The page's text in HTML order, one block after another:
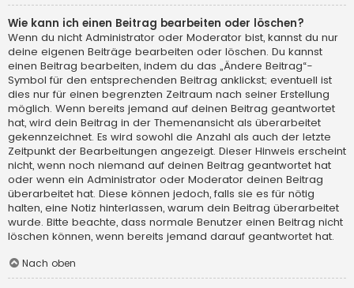
Wie kann ich einen Beitrag bearbeiten oder löschen?
Wenn du nicht Administrator oder Moderator bist, kannst du nur
deine eigenen Beiträge bearbeiten oder löschen. Du kannst
einen Beitrag bearbeiten, indem du das „Ändere Beitrag“-
Symbol für den entsprechenden Beitrag anklickst; eventuell ist
dies nur für einen begrenzten Zeitraum nach seiner Erstellung
möglich. Wenn bereits jemand auf deinen Beitrag geantwortet
hat, wird dein Beitrag in der Themenansicht als überarbeitet
gekennzeichnet. Es wird sowohl die Anzahl als auch der letzte
Zeitpunkt der Bearbeitungen angezeigt. Dieser Hinweis erscheint
nicht, wenn noch niemand auf deinen Beitrag geantwortet hat
oder wenn ein Administrator oder Moderator deinen Beitrag
überarbeitet hat. Diese können jedoch, falls sie es für nötig
halten, eine Notiz hinterlassen, warum dein Beitrag überarbeitet
wurde. Bitte beachte, dass normale Benutzer einen Beitrag nicht
löschen können, wenn bereits jemand darauf geantwortet hat.
Nach oben